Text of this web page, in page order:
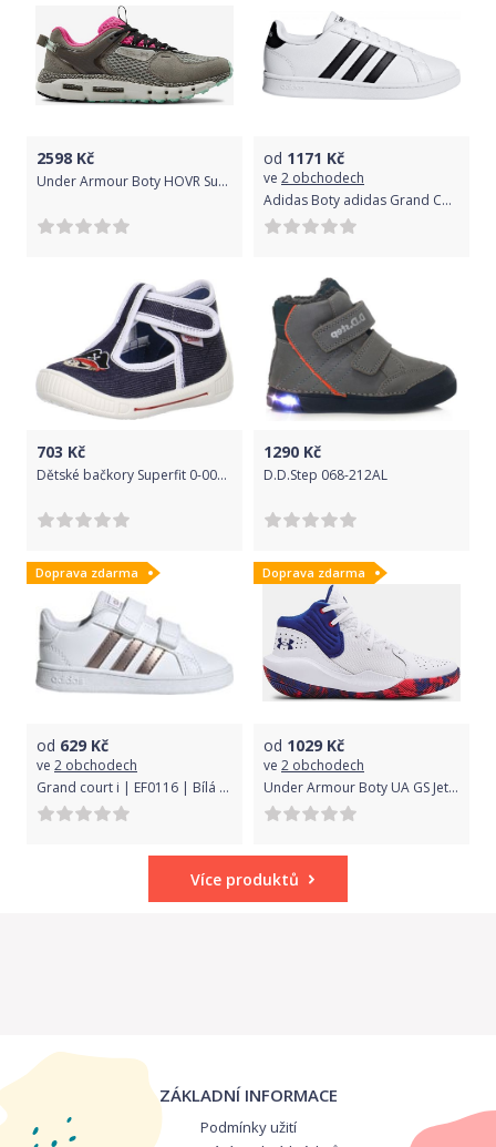
2598 Kč
Under Armour Boty HOVR Summit-GRN 44
od 1171 Kč
ve 2 obchodech
Adidas Boty adidas Grand Court Bílá / Černá, 44 2/3
703 Kč
Dětské bačkory Superfit 0-00252-80 (24) - Superfit
1290 Kč
D.D.Step 068-212AL
Doprava zdarma
od 629 Kč
ve 2 obchodech
Grand court i | EF0116 | Bílá | 26
Doprava zdarma
od 1029 Kč
ve 2 obchodech
Under Armour Boty UA GS Jet '21-WHT 35,5
Více produktů
ZÁKLADNÍ INFORMACE
Podmínky užití